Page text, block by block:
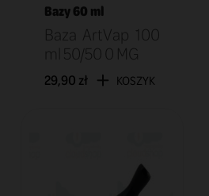
Bazy 60 ml
Baza ArtVap 100
ml 50/50 0 MG
29,90 zł KOSZYK